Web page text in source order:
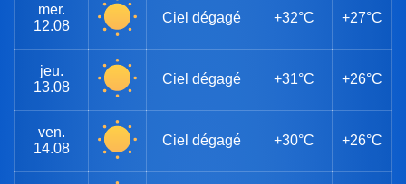
mer.
12.08
Ciel dégagé +32°C +27°C
jeu.
13.08
Ciel dégagé +31°C +26°C
ven.
14.08
Ciel dégagé +30°C +26°C